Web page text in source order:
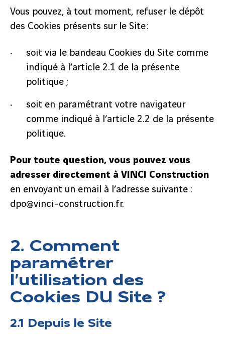
Vous pouvez, à tout moment, refuser le dépôt
des Cookies présents sur le Site :
soit via le bandeau Cookies du Site comme
indiqué à l’article 2.1 de la présente
politique ;
soit en paramétrant votre navigateur
comme indiqué à l’article 2.2 de la présente
politique.
Pour toute question, vous pouvez vous
adresser directement à VINCI Construction
en envoyant un email à l’adresse suivante :
dpo@vinci-construction.fr.
2. Comment
paramétrer
l’utilisation des
Cookies DU Site ?
2.1 Depuis le Site